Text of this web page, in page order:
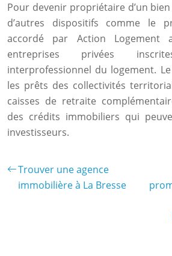
Pour devenir propriétaire d’un
d’autres dispositifs comme le
accordé par Action Logement
entreprises privées
interprofessionnel du logement.
les prêts des collectivités
caisses de retraite
des crédits immobiliers qui
investisseurs.
Trouver une agence
immobilière à La Bresse